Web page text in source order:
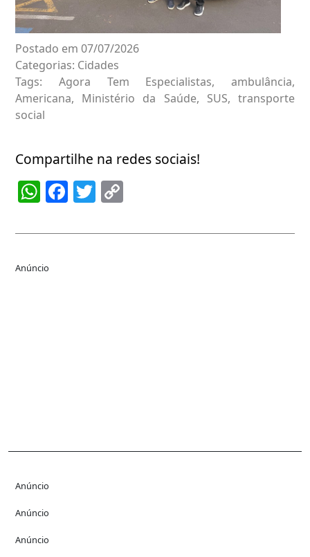
Postado em 07/07/2026
Categorias: Cidades
Tags: Agora Tem Especialistas, ambulância,
Americana, Ministério da Saúde, SUS,transporte
social
Compartilhe na redes sociais!
WhatsApp
Facebook
Twitter
Anúncio
Anúncio
Anúncio
Anúncio